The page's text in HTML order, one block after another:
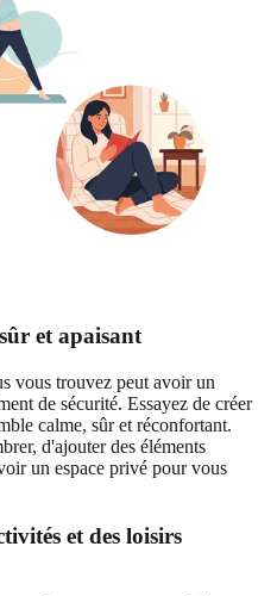
et apaisant
vous trouvez peut avoir un
de sécurité. Essayez de créer
calme, sûr et réconfortant.
d'ajouter des éléments
un espace privé pour vous
et des loisirs